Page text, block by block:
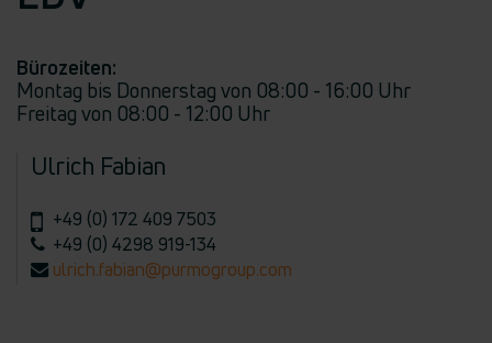
Bürozeiten:
Montag bis Donnerstag von 08:00 - 16:00 Uhr
Freitag von 08:00 - 12:00 Uhr
Ulrich Fabian
+49 (0) 172 409 7503
+49 (0) 4298 919-134
ulrich.fabian@purmogroup.com